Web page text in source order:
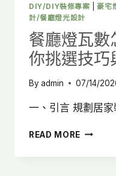
現
高
質
感
氛
圍
DIY/DIY裝修專案 |豪宅
計/餐廳燈光設計
餐廳燈瓦數
你挑選技巧
Byadmin 07/14/
一、引言 規劃居
READ MORE 餐